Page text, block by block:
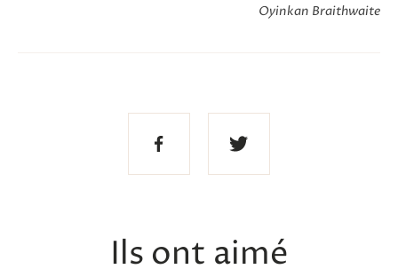
Oyinkan Braithwaite
Ils ont aimé